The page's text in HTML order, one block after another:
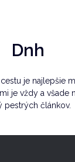
Dnh
je najlepšie
je vždy a všade
pestrých článkov.